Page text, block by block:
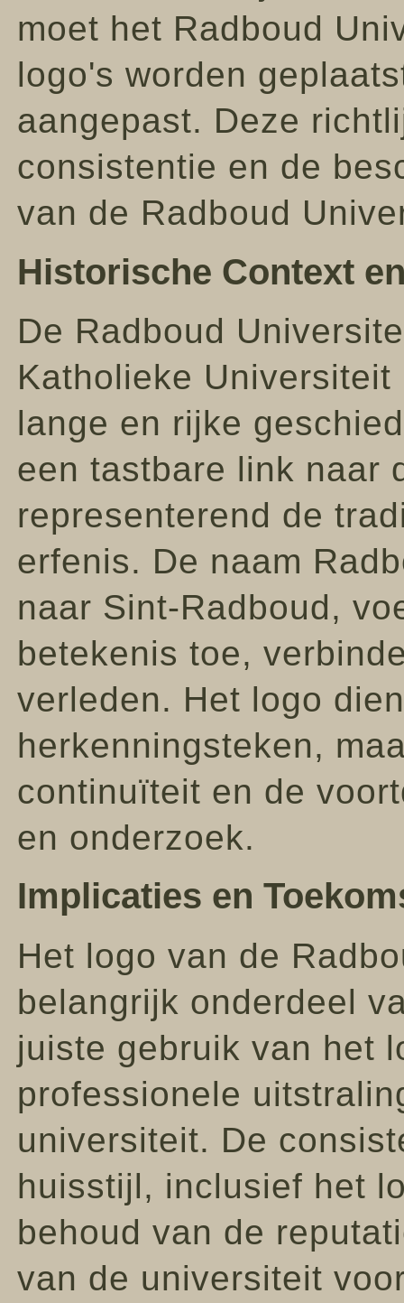
moet het Radboud
logo's worden
aangepast. Deze
consistentie en de
van de Radboud
Historische Context
De Radboud
Katholieke
lange en rijke
een tastbare link naar
representerend de
erfenis. De naam
naar Sint-Radboud,
betekenis toe,
verleden. Het logo
herkenningsteken,
continuïteit en de
en onderzoek.
Implicaties en
Het logo van de
belangrijk onderdeel
juiste gebruik van het
professionele
universiteit. De
huisstijl, inclusief het
behoud van de
van de universiteit